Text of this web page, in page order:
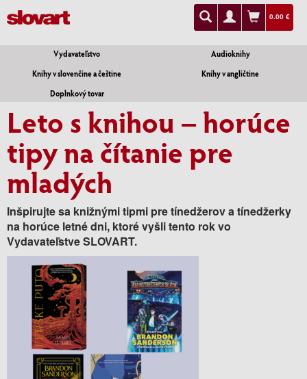
0.00 €
Vydavateľstvo
Audioknihy
Knihy v slovenčine a češtine
Knihy v angličtine
Doplnkový tovar
Leto s knihou – horúce
tipy na čítanie pre
mladých
Inšpirujte sa knižnými tipmi pre tínedžerov a tínedžerky
na horúce letné dni, ktoré vyšli tento rok vo
Vydavateľstve SLOVART.